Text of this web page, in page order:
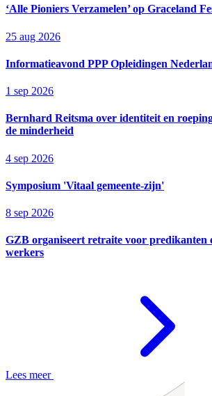
‘Alle Pioniers Verzamelen’ op Graceland
25 aug 2026
Informatieavond PPP Opleidingen
1 sep 2026
Bernhard Reitsma over identiteit en
de minderheid
4 sep 2026
Symposium 'Vitaal gemeente-zijn'
8 sep 2026
GZB organiseert retraite voor predikanten
werkers
Lees meer